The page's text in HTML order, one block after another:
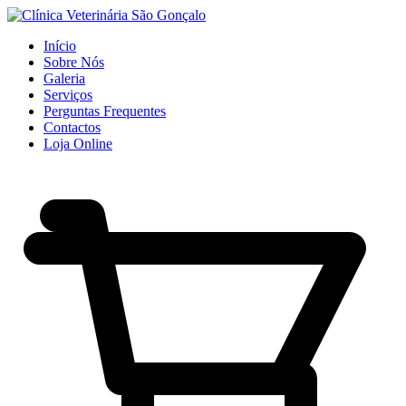
Início
Sobre Nós
Galeria
Serviços
Perguntas Frequentes
Contactos
Loja Online